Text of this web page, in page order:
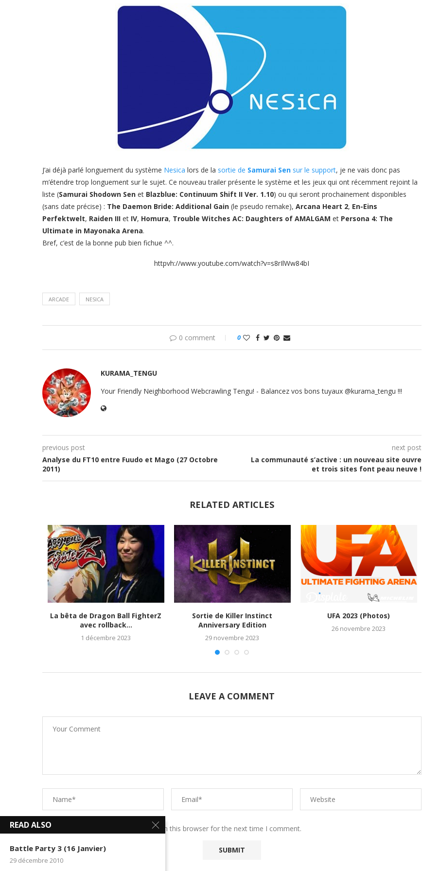
J’ai déjà parlé longuement du système Nesica lors de la sortie de Samurai Sen sur le support, je ne vais donc pas
m’étendre trop longuement sur le sujet. Ce nouveau trailer présente le système et les jeux qui ont récemment rejoint la
liste (Samurai Shodown Sen et Blazblue: Continuum Shift II Ver. 1.10) ou qui seront prochainement disponibles
(sans date précise) : The Daemon Bride: Additional Gain (le pseudo remake), Arcana Heart 2, En-Eins
Perfektwelt, Raiden III et IV, Homura, Trouble Witches AC: Daughters of AMALGAM et Persona 4: The
Ultimate in Mayonaka Arena.
Bref, c’est de la bonne pub bien fichue ^^.
httpvh://www.youtube.com/watch?v=s8rIlWw84bI
ARCADE NESICA
0 comment 0
KURAMA_TENGU
Your Friendly Neighborhood Webcrawling Tengu! - Balancez vos bons tuyaux @kurama_tengu !!!
previous post
Analyse du FT10 entre Fuudo et Mago (27 Octobre
2011)
next post
La communauté s’active : un nouveau site ouvre
et trois sites font peau neuve !
RELATED ARTICLES
La bêta de Dragon Ball FighterZ
avec rollback...
1 décembre 2023
Sortie de Killer Instinct
Anniversary Edition
29 novembre 2023
UFA 2023 (Photos)
26 novembre 2023
LEAVE A COMMENT
Save my name, email, and website in this browser for the next time I comment.
READ ALSO
Battle Party 3 (16 Janvier)
29 décembre 2010